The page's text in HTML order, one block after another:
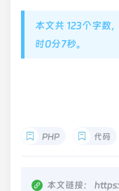
本文共 123个字数
时0分7秒。
PHP 代码
本文链接：